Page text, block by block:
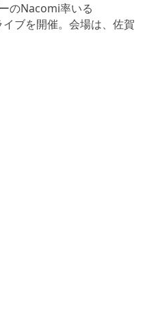
のNacomi率いる
イブを開催。会場は、佐賀